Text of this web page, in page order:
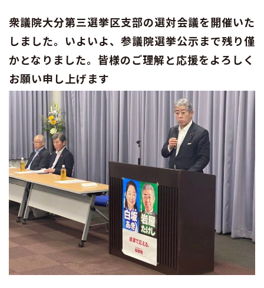
衆議院大分第三選挙区支部の選対会議を開催いた
しました。いよいよ、参議院選挙公示まで残り僅
かとなりました。皆様のご理解と応援をよろしく
お願い申し上げます